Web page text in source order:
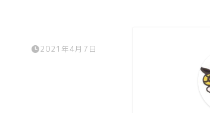
2021年4月7日